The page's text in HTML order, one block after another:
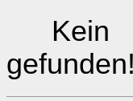
Kein
gefunden!